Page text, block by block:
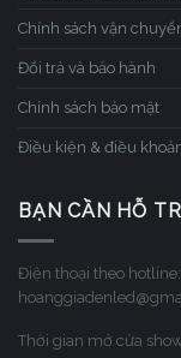
Chính sách vận
Đổi trả và bảo hành
Chính sách bảo mật
Điều kiện & điều
BẠN CẦN HỖ
Điện thoại theo
Thời gian mở cửa